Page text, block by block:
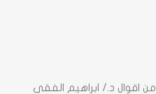
من اقوال د./ ابراهيم الفقى